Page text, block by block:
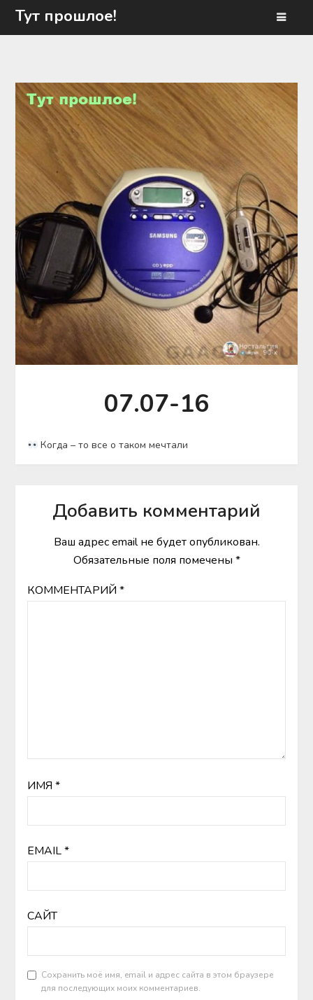
Перейти
Тут прошлое!
07.07-16
Когда – то все о таком мечтали
Добавить комментарий
Ваш адрес email не будет опубликован.
Обязательные поля помечены *
КОММЕНТАРИЙ *
ИМЯ *
EMAIL*
САЙТ
Сохранить моё имя, email и адрес сайта в этом браузере
для последующих моих комментариев.